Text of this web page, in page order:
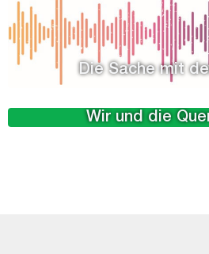
Die Sache mit
Wir und die